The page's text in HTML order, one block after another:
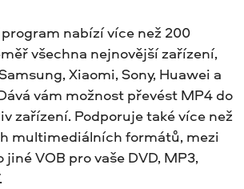
nabízí více než 200
všechna nejnovější zařízení,
Xiaomi, Sony, Huawei a
vám možnost převést MP4 do
zařízení. Podporuje také více než
multimediálních formátů, mezi
VOB pro vaše DVD, MP3,